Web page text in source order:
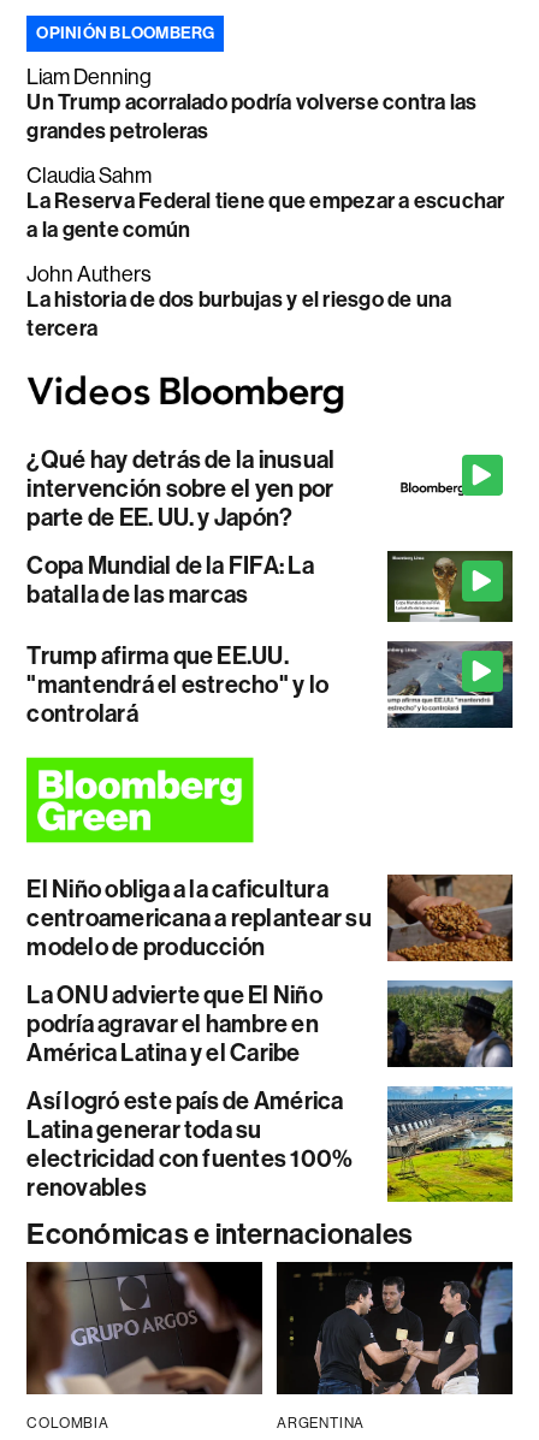
OPINIÓN BLOOMBERG
Liam Denning
Un Trump acorralado podría volverse contra las
grandes petroleras
Claudia Sahm
La Reserva Federal tiene que empezar a escuchar
a la gente común
John Authers
La historia de dos burbujas y el riesgo de una
tercera
¿Qué hay detrás de la inusual
intervención sobre el yen por
parte de EE. UU. y Japón?
Copa Mundial de la FIFA: La
batalla de las marcas
Trump afirma que EE.UU.
"mantendrá el estrecho" y lo
controlará
El Niño obliga a la caficultura
centroamericana a replantear su
modelo de producción
La ONU advierte que El Niño
podría agravar el hambre en
América Latina y el Caribe
Así logró este país de América
Latina generar toda su
electricidad con fuentes 100%
renovables
Económicas e internacionales
COLOMBIA ARGENTINA